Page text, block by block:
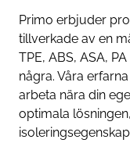
Primo erbjuder
tillverkade av en
TPE, ABS, ASA,
några. Våra
arbeta nära din
optimala